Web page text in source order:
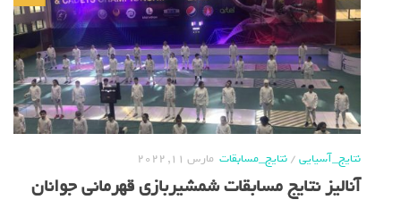
نتایج_آسیایی/نتایج_مسابقات مارس 11, 2022
آنالیز نتایج مسابقات شمشیربازی قهرمانی جوانان